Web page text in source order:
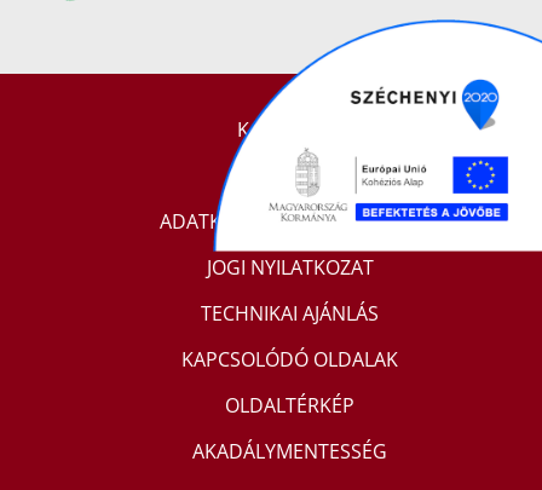
KAPCSOLAT
IMPRESSZUM
ADATKEZELÉSI TÁJÉKOZTATÓ
JOGI NYILATKOZAT
TECHNIKAI AJÁNLÁS
KAPCSOLÓDÓ OLDALAK
OLDALTÉRKÉP
AKADÁLYMENTESSÉG